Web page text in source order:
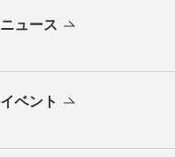
ニュース
イベント